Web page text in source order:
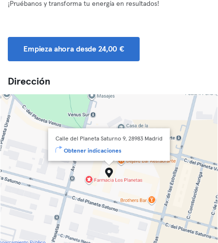
¡Pruébanos y transforma tu energía en resultados!
Empieza ahora desde 24,00 €
Dirección
Calle del Planeta Saturno 9, 28983 Madrid
Obtener indicaciones